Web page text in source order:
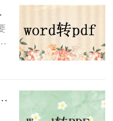
换！
pdf？试试这二种转换方法